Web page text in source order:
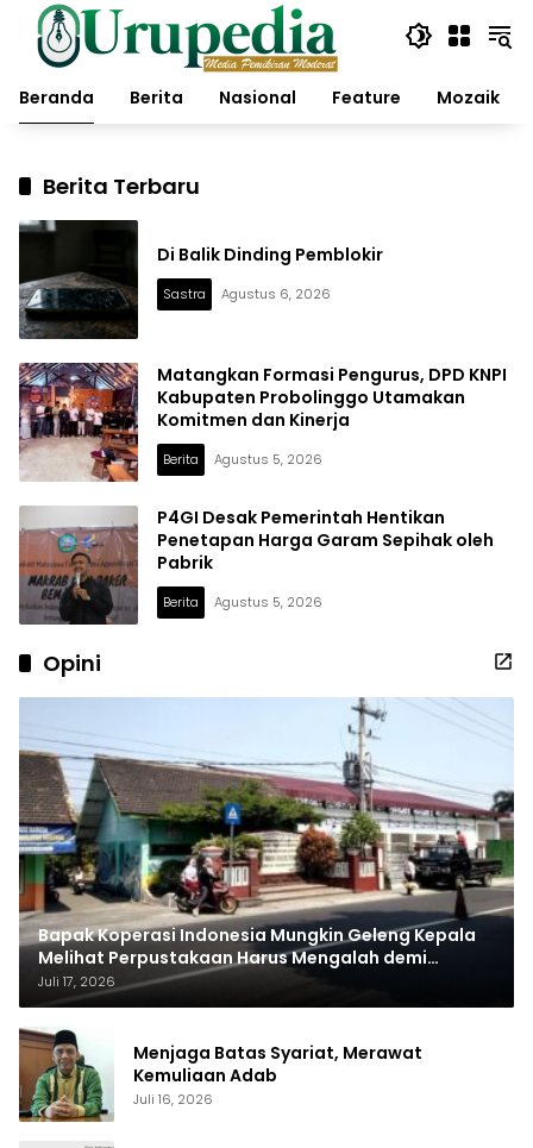
Langsung
konten
Beranda
Berita Nasional Feature Mozaik
Berita Terbaru
Di Balik Dinding Pemblokir
Sastra Agustus 6, 2026
Matangkan Formasi Pengurus, DPD KNPI
Kabupaten Probolinggo Utamakan
Komitmen dan Kinerja
Berita Agustus 5, 2026
P4GI Desak Pemerintah Hentikan
Penetapan Harga Garam Sepihak oleh
Pabrik
Berita Agustus 5, 2026
Urupedia
Opini
Bapak Koperasi Indonesia Mungkin Geleng Kepala
Melihat Perpustakaan Harus Mengalah demi
Kopdes Merah Putih
Juli 17, 2026
Menjaga Batas Syariat, Merawat
Kemuliaan Adab
Juli 16, 2026